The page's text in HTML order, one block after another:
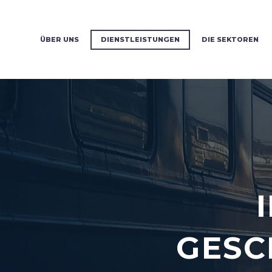
ÜBER UNS DIENSTLEISTUNGEN DIE SEKTOREN